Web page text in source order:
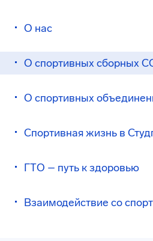
О нас
О спортивных сборных
О спортивных
Спортивная жизнь в
ГТО – путь к здоровью
Взаимодействие со